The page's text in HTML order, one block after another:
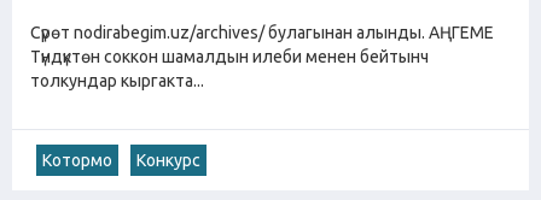
Сүрөт nodirabegim.uz/archives/ булагынан алынды. АҢГЕМЕ
Түндүктөн соккон шамалдын илеби менен бейтынч
толкундар кыргакта...
Котормо Конкурс